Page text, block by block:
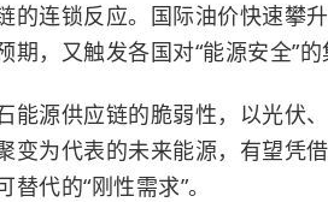
的连锁反应。国际油价快速攀
期，又触发各国对“能源安全”的
能源供应链的脆弱性，以光伏
变为代表的未来能源，有望凭
替代的“刚性需求”。